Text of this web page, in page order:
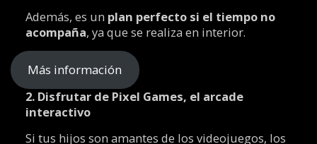
Además, es un plan perfecto si el tiempo no
acompaña, ya que se realiza en interior.
Más información
2. Disfrutar de Pixel Games, el arcade
interactivo
Si tus hijos son amantes de los videojuegos, los